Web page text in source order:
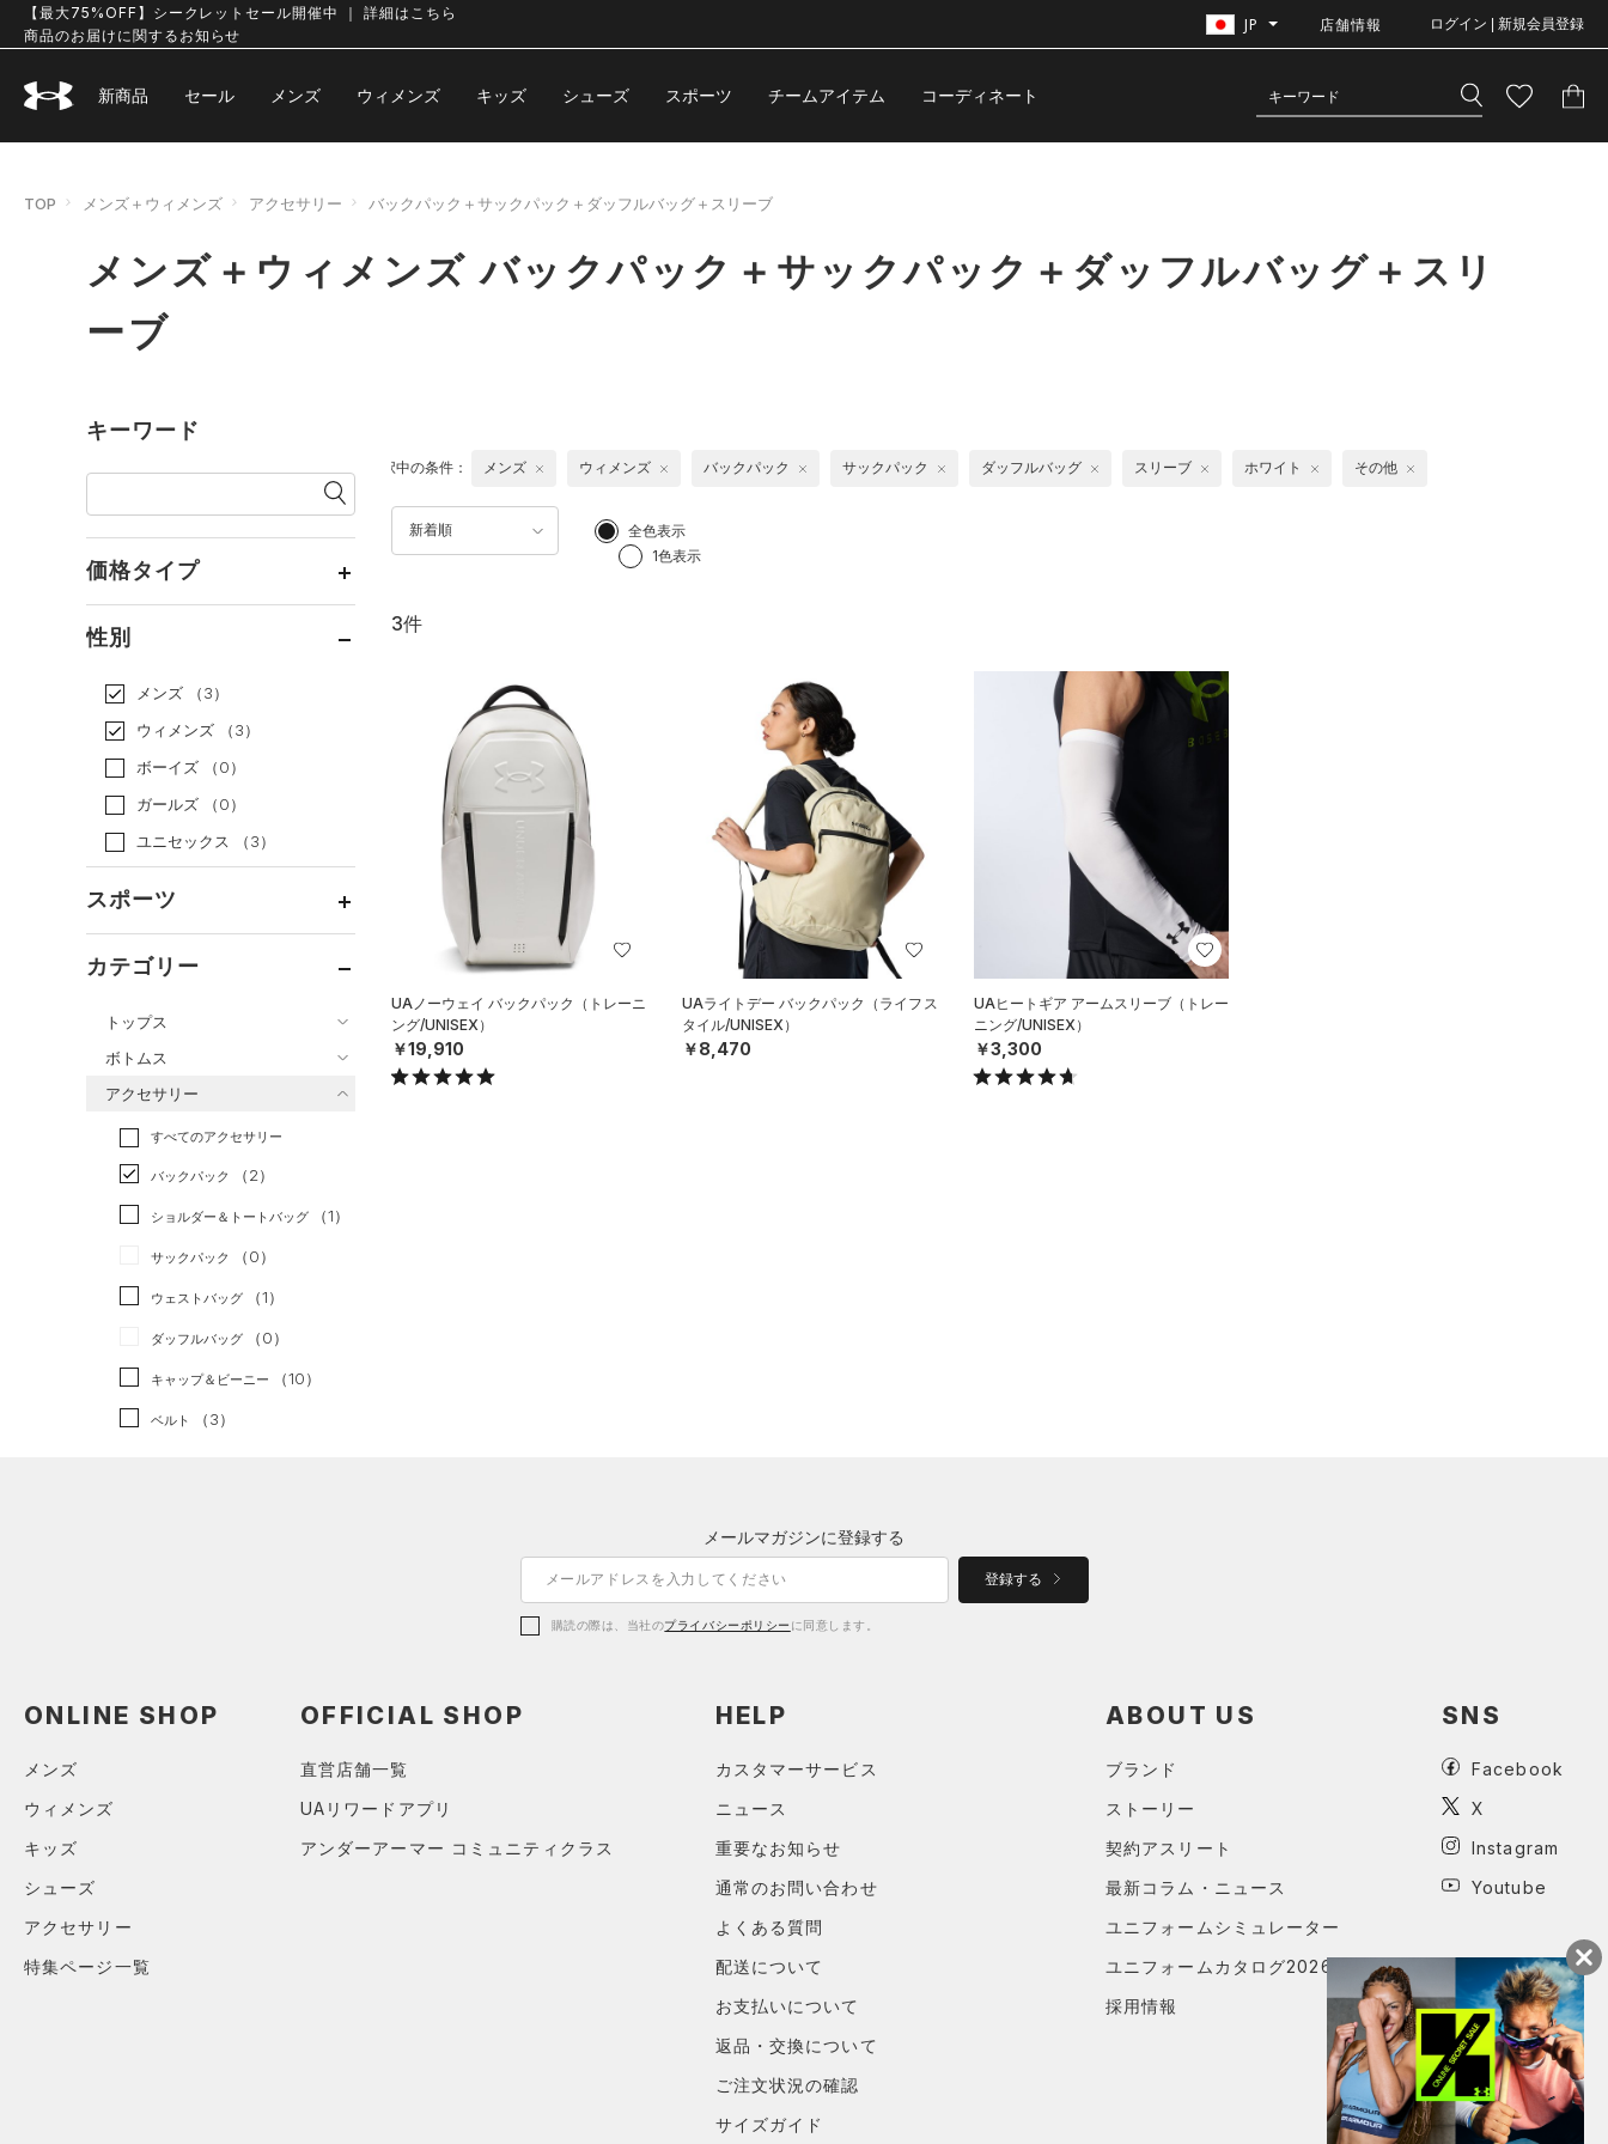
【最大75%OFF】シークレットセール開催中 ｜ 詳細はこちら
商品のお届けに関するお知らせ
JP 店舗情報 ログイン | 新規会員登録
新商品 セール メンズ ウィメンズ キッズ シューズ スポーツ チームアイテム コーディネート
TOP メンズ＋ウィメンズ アクセサリー バックパック＋サックパック＋ダッフルバッグ＋スリーブ
メンズ＋ウィメンズ バックパック＋サックパック＋ダッフルバッグ＋スリ
ーブ
キーワード
価格タイプ
性別
メンズ
（3）
ウィメンズ
（3）
ボーイズ
（0）
ガールズ
（0）
ユニセックス
（3）
スポーツ
ベースボール
ゴルフ
トレーニング
ランニング
スポーツスタイル （1）
アメリカンフットボール
（0）
カテゴリー
トップス
すべてのトップス
ベースレイヤー
Tシャツ （51）
タンクトップ （13）
ポロシャツ （14）
ロングTシャツ （6）
パーカー&トレーナー
ジャケット （1）
ジャージ （0）
ベスト （1）
ボトムス
すべてのボトムス
レギンス&タイツ （9）
ショートパンツ （7）
パンツ(ロングパンツ) （3）
スウェット＆フリース
アンダーウェア （4）
スカート （0）
スイムウェア （0）
アクセサリー
すべてのアクセサリー
バックパック （2）
ショルダー＆トートバッグ （1）
サックパック （0）
ウェストバッグ （1）
ダッフルバッグ （0）
キャップ＆ビーニー （10）
ベルト （3）
スリーブ
（0）
シューズ
新着順
全色表示
1色表示
選択中の条件： メンズ ウィメンズ バックパック サックパック ダッフルバッグ スリーブ ホワイト その他
3件
UAノーウェイ バックパック（トレーニ
ング/UNISEX）
￥19,910
UAライトデー バックパック（ライフス
タイル/UNISEX）
￥8,470
UAヒートギア アームスリーブ（トレー
ニング/UNISEX）
￥3,300
メールマガジンに登録する
登録する
購読の際は、当社のプライバシーポリシー に同意します。
ONLINE SHOP
メンズ
ウィメンズ
キッズ
シューズ
アクセサリー
特集ページ一覧
OFFICIAL SHOP
直営店舗一覧
UAリワードアプリ
アンダーアーマー コミュニティクラス
HELP
カスタマーサービス
ニュース
重要なお知らせ
通常のお問い合わせ
よくある質問
配送について
お支払いについて
返品・交換について
ご注文状況の確認
サイズガイド
ABOUT US
ブランド
ストーリー
契約アスリート
最新コラム・ニュース
ユニフォームシミュレーター
ユニフォームカタログ2026
採用情報
SNS
Facebook
X
Instagram
Youtube